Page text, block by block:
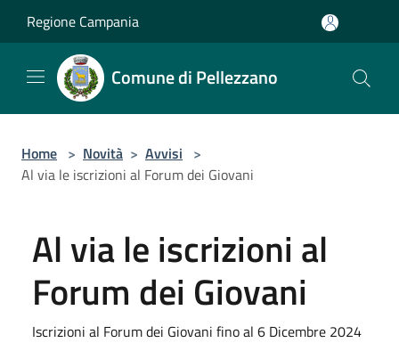
Regione Campania
Comune di Pellezzano
Home > Novità > Avvisi >
Al via le iscrizioni al Forum dei Giovani
Al via le iscrizioni al
Forum dei Giovani
Iscrizioni al Forum dei Giovani fino al 6 Dicembre 2024